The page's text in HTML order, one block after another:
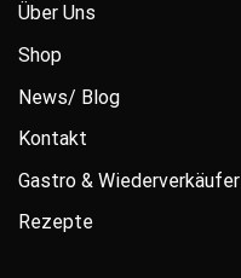
Über Uns
Shop
News/ Blog
Kontakt
Gastro & Wiederverkäufer
Rezepte